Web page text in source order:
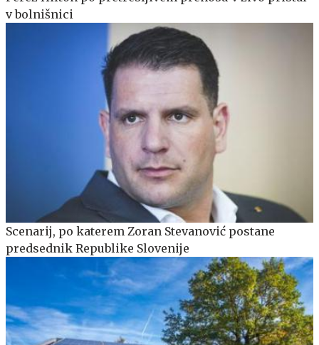
v bolnišnici
Scenarij, po katerem Zoran Stevanović postane
predsednik Republike Slovenije